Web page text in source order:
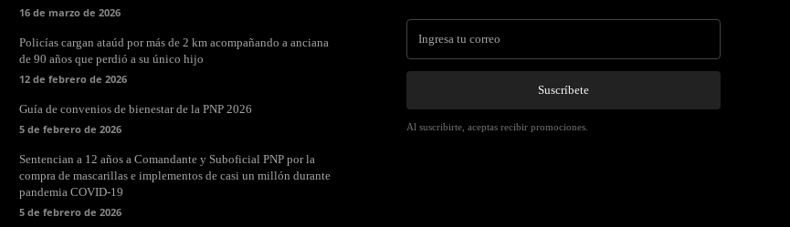
16 de marzo de 2026
Policías cargan ataúd por más de 2 km acompañando a anciana
de 90 años que perdió a su único hijo
12 de febrero de 2026
Guía de convenios de bienestar de la PNP 2026
5 de febrero de 2026
Sentencian a 12 años a Comandante y Suboficial PNP por la
compra de mascarillas e implementos de casi un millón durante
pandemia COVID-19
5 de febrero de 2026
Suscríbete
Al suscribirte, aceptas recibir promociones.